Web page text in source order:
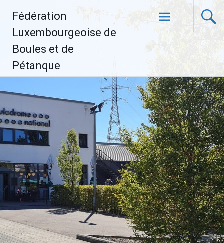
contenu
Fédération
Luxembourgeoise de
Boules et de
Pétanque